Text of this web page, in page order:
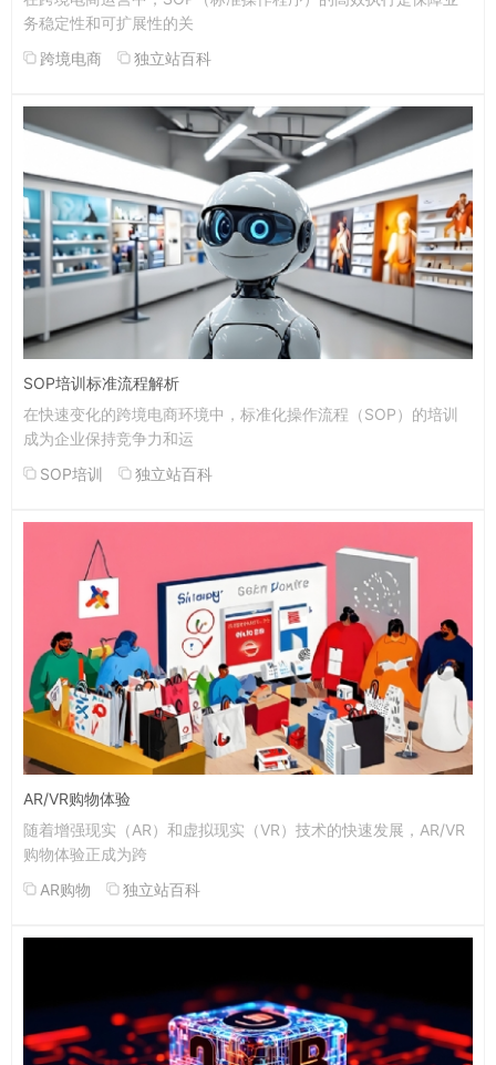
务稳定性和可扩展性的关
跨境电商
独立站百科
SOP培训标准流程解析
在快速变化的跨境电商环境中，标准化操作流程（SOP）的培训
成为企业保持竞争力和运
SOP培训
独立站百科
AR/VR购物体验
随着增强现实（AR）和虚拟现实（VR）技术的快速发展，AR/VR
购物体验正成为跨
AR购物
独立站百科